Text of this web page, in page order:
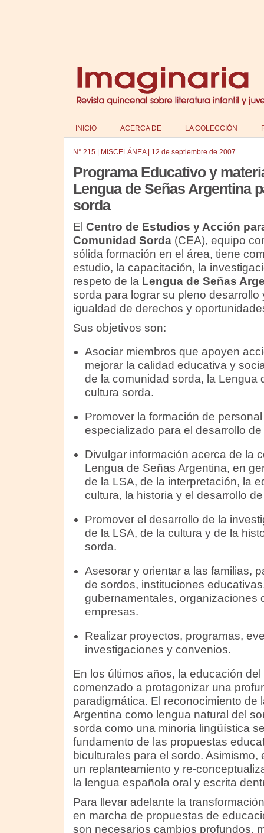
INICIO ACERCA DE LA COLECCIÓN
N° 215| MISCELÁNEA| 12 de septiembre de 2007
Programa Educativo y
Lengua de Señas Argentina
sorda
El Centro de Estudios y Acción
Comunidad Sorda(CEA), equipo
sólida formación en el área, tiene
estudio, la capacitación, la
respeto de la Lengua de Señas
sorda para lograr su pleno desarrollo
igualdad de derechos y
Sus objetivos son:
Asociar miembros que apoyen
mejorar la calidad educativa y
de la comunidad sorda, la Lengua
cultura sorda.
Promover la formación de
especializado para el desarrollo
Divulgar información acerca de la
Lengua de Señas Argentina, en
de la LSA, de la interpretación, la
cultura, la historia y el desarrollo
Promover el desarrollo de la
de la LSA, de la cultura y de la
sorda.
Asesorar y orientar a las familias,
de sordos, instituciones
gubernamentales, organizaciones
empresas.
Realizar proyectos, programas,
investigaciones y convenios.
En los últimos años, la educación
comenzado a protagonizar una
paradigmática. El reconocimiento de
Argentina como lengua natural del
sorda como una minoría lingüística
fundamento de las propuestas
biculturales para el sordo.
un replanteamiento y re-
la lengua española oral y escrita
Para llevar adelante la
en marcha de propuestas de
son necesarios cambios profundos,